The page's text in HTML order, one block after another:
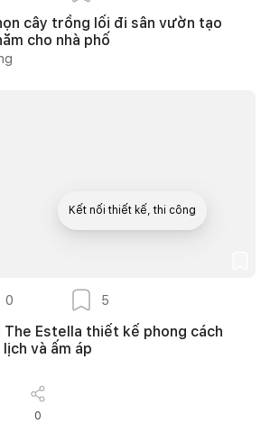
cây trồng lối đi sân vườn tạo
cho nhà phố
0 5
The Estella thiết kế phong cách
và ấm áp
0
Kết nối thiết kế, thi công